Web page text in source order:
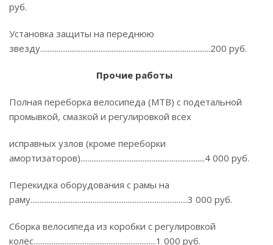
руб.
Установка защиты на переднюю
звезду.............................................................................................200 руб.
Прочие работы
Полная переборка велосипеда (МТВ) с подетальной
промывкой, смазкой и регулировкой всех
исправных узлов (кроме переборки
амортизаторов)....................................................................4 000 руб.
Перекидка оборудования с рамы на
раму......................................................................................3 000 руб.
Сборка велосипеда из коробки с регулировкой
колёс...................................................................1 000 руб.